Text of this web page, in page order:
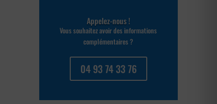
Appelez-nous !
Vous souhaitez avoir des informations
complémentaires ?
04 93 74 33 76